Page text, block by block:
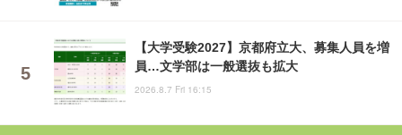
【大学受験2027】京都府立大、募集人員を増
員…文学部は一般選抜も拡大
2026.8.7 Fri 16:15